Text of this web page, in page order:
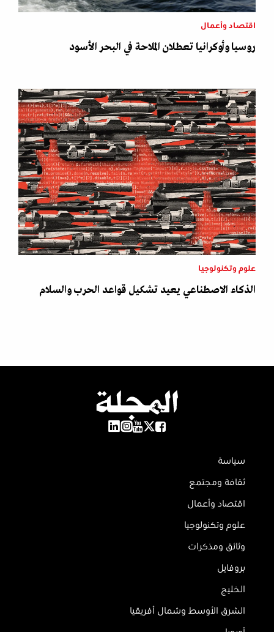
اقتصاد وأعمال
روسيا وأوكرانيا تعطلان الملاحة في البحر الأسود
علوم وتكنولوجيا
الذكاء الاصطناعي يعيد تشكيل قواعد الحرب والسلام
سياسة
ثقافة ومجتمع
اقتصاد وأعمال
علوم وتكنولوجيا
وثائق ومذكرات
بروفايل
الخليج
الشرق الأوسط وشمال أفريقيا